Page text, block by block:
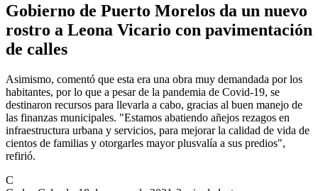
Gobierno de Puerto Morelos da un nuevo
rostro a Leona Vicario con pavimentación
de calles
Asimismo, comentó que esta era una obra muy demandada por los
habitantes, por lo que a pesar de la pandemia de Covid-19, se
destinaron recursos para llevarla a cabo, gracias al buen manejo de
las finanzas municipales. "Estamos abatiendo añejos rezagos en
infraestructura urbana y servicios, para mejorar la calidad de vida de
cientos de familias y otorgarles mayor plusvalía a sus predios",
refirió.
C